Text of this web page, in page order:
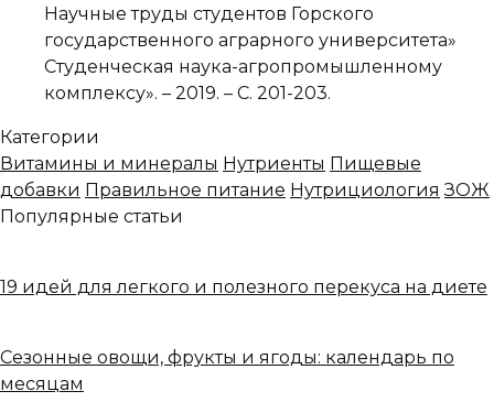
Научные труды студентов Горского
государственного аграрного университета»
Студенческая наука-агропромышленному
комплексу». – 2019. – С. 201-203.
Категории
Витамины и минералы Нутриенты Пищевые
добавки Правильное питание Нутрициология ЗОЖ
Популярные статьи
19 идей для легкого и полезного перекуса на диете
Сезонные овощи, фрукты и ягоды: календарь по
месяцам